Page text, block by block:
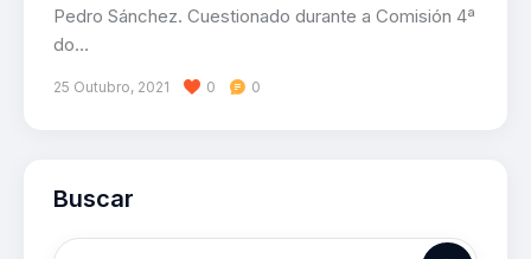
Pedro Sánchez. Cuestionado durante a Comisión 4ª
do…
25 Outubro, 2021 0 0
Buscar